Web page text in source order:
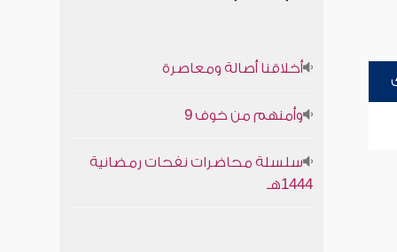
أخلاقنا أصالة ومعاصرة
وأمنهم من خوف 9
سلسلة محاضرات نفحات رمضانية
1444هـ